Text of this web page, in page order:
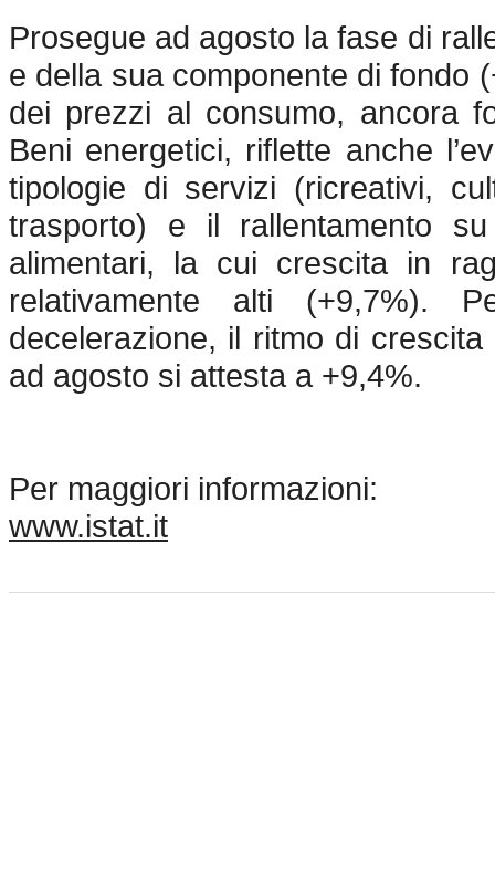
Prosegue ad agosto la fase di
e della sua componente di fondo
dei prezzi al consumo, ancora
Beni energetici, riflette anche
tipologie di servizi (ricreativi,
trasporto) e il rallentamento
alimentari, la cui crescita in
relativamente alti (+9,7%).
decelerazione, il ritmo di
ad agosto si attesta a +9,4%.
Per maggiori informazioni:
www.istat.it